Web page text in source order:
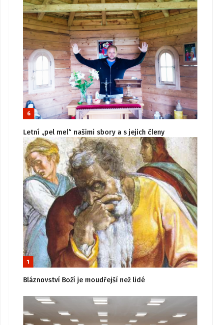
6
Letní „pel mel“ našimi sbory a s jejich členy
1
Bláznovství Boží je moudřejší než lidé